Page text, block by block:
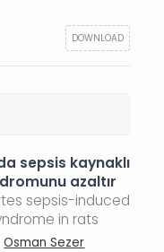
DOWNLOAD
sepsis kaynaklı
azaltır
sepsis-induced
in rats
Osman Sezer